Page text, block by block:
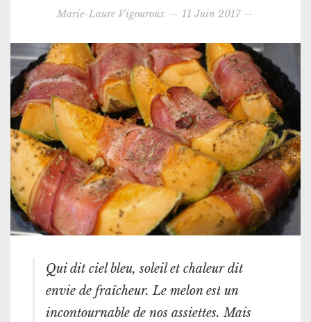
Marie-Laure Vigouroux -- 11 Juin 2017 --
Qui dit ciel bleu, soleil et chaleur dit
envie de fraîcheur. Le melon est un
incontournable de nos assiettes. Mais